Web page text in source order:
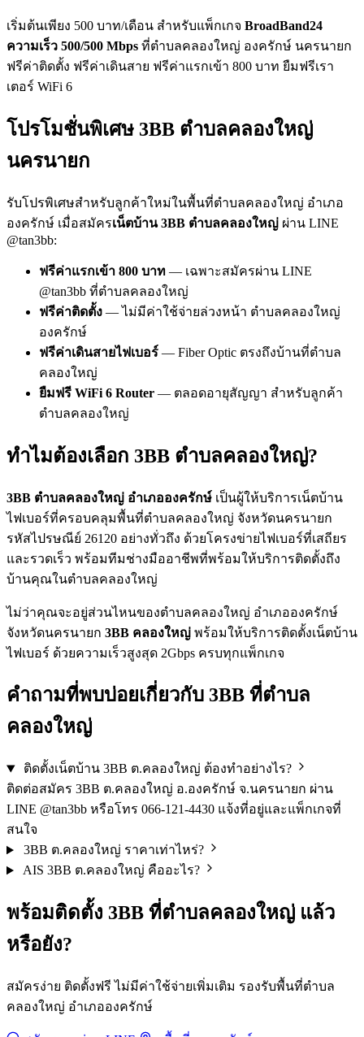
เริ่มต้นเพียง 500 บาท/เดือน สำหรับแพ็กเกจ BroadBand24
ความเร็ว 500/500 Mbps ที่ตำบลคลองใหญ่ องครักษ์ นครนายก
ฟรีค่าติดตั้ง ฟรีค่าเดินสาย ฟรีค่าแรกเข้า 800 บาท ยืมฟรีเรา
เตอร์ WiFi 6
โปรโมชั่นพิเศษ 3BB ตำบลคลองใหญ่
นครนายก
รับโปรพิเศษสำหรับลูกค้าใหม่ในพื้นที่ตำบลคลองใหญ่ อำเภอ
องครักษ์ เมื่อสมัครเน็ตบ้าน 3BB ตำบลคลองใหญ่ ผ่าน LINE
@tan3bb:
ฟรีค่าแรกเข้า 800 บาท — เฉพาะสมัครผ่าน LINE
@tan3bb ที่ตำบลคลองใหญ่
ฟรีค่าติดตั้ง — ไม่มีค่าใช้จ่ายล่วงหน้า ตำบลคลองใหญ่
องครักษ์
ฟรีค่าเดินสายไฟเบอร์ — Fiber Optic ตรงถึงบ้านที่ตำบล
คลองใหญ่
ยืมฟรี WiFi 6 Router — ตลอดอายุสัญญา สำหรับลูกค้า
ตำบลคลองใหญ่
ทำไมต้องเลือก 3BB ตำบลคลองใหญ่?
3BB ตำบลคลองใหญ่ อำเภอองครักษ์ เป็นผู้ให้บริการเน็ตบ้าน
ไฟเบอร์ที่ครอบคลุมพื้นที่ตำบลคลองใหญ่ จังหวัดนครนายก
รหัสไปรษณีย์ 26120 อย่างทั่วถึง ด้วยโครงข่ายไฟเบอร์ที่เสถียร
และรวดเร็ว พร้อมทีมช่างมืออาชีพที่พร้อมให้บริการติดตั้งถึง
บ้านคุณในตำบลคลองใหญ่
ไม่ว่าคุณจะอยู่ส่วนไหนของตำบลคลองใหญ่ อำเภอองครักษ์
จังหวัดนครนายก 3BB คลองใหญ่ พร้อมให้บริการติดตั้งเน็ตบ้าน
ไฟเบอร์ ด้วยความเร็วสูงสุด 2Gbps ครบทุกแพ็กเกจ
คำถามที่พบบ่อยเกี่ยวกับ 3BB ที่ตำบล
คลองใหญ่
ติดตั้งเน็ตบ้าน 3BB ต.คลองใหญ่ ต้องทำอย่างไร?
ติดต่อสมัคร 3BB ต.คลองใหญ่ อ.องครักษ์ จ.นครนายก ผ่าน
LINE @tan3bb หรือโทร 066-121-4430 แจ้งที่อยู่และแพ็กเกจที่
สนใจ
3BB ต.คลองใหญ่ ราคาเท่าไหร่?
AIS 3BB ต.คลองใหญ่ คืออะไร?
พร้อมติดตั้ง 3BB ที่ตำบลคลองใหญ่ แล้ว
หรือยัง?
สมัครง่าย ติดตั้งฟรี ไม่มีค่าใช้จ่ายเพิ่มเติม รองรับพื้นที่ตำบล
คลองใหญ่ อำเภอองครักษ์